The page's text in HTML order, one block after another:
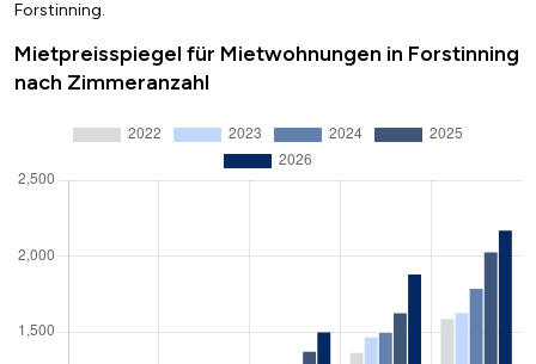
Forstinning.
Mietpreisspiegel für Mietwohnungen in Forstinning
nach Zimmeranzahl